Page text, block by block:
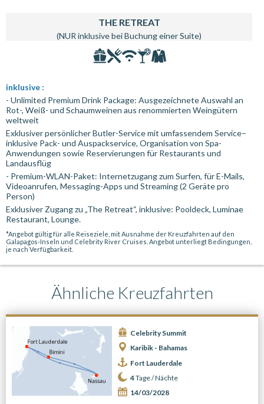
THE RETREAT
(NUR inklusive bei Buchung einer Suite)
inklusive :
- Unlimited Premium Drink Package: Ausgezeichnete Auswahl an
Rot-, Weiß- und Schaumweinen aus renommierten Weingütern
weltweit
Exklusiver persönlicher Butler-Service mit umfassendem Service–
inklusive Pack- und Auspackservice, Organisation von Spa-
Anwendungen sowie Reservierungen für Restaurants und
Landausflüg
- Premium-WLAN-Paket: Internetzugang zum Surfen, für E-Mails,
Videoanrufen, Messaging-Apps und Streaming (2 Geräte pro
Person)
Exklusiver Zugang zu „The Retreat“, inklusive: Pooldeck, Luminae
Restaurant, Lounge.
*Angebot gültig für alle Reiseziele, mit Ausnahme der Kreuzfahrten auf den
Galapagos-Inseln und Celebrity River Cruises. Angebot unterliegt Bedingungen,
je nach Verfügbarkeit.
Ähnliche Kreuzfahrten
Celebrity Summit
Karibik - Bahamas
Fort Lauderdale
4Tage /Nächte
14/03/2028